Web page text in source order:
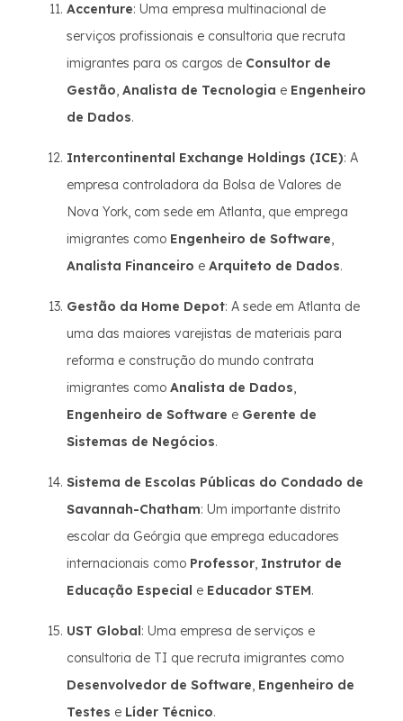
Accenture: Uma empresa multinacional de
serviços profissionais e consultoria que recruta
imigrantes para os cargos de Consultor de
Gestão, Analista de Tecnologia e Engenheiro
de Dados.
Intercontinental Exchange Holdings (ICE): A
empresa controladora da Bolsa de Valores de
Nova York, com sede em Atlanta, que emprega
imigrantes como Engenheiro de Software,
Analista Financeiro e Arquiteto de Dados.
Gestão da Home Depot: A sede em Atlanta de
uma das maiores varejistas de materiais para
reforma e construção do mundo contrata
imigrantes como Analista de Dados,
Engenheiro de Software e Gerente de
Sistemas de Negócios.
Sistema de Escolas Públicas do Condado de
Savannah-Chatham: Um importante distrito
escolar da Geórgia que emprega educadores
internacionais como Professor, Instrutor de
Educação Especial e Educador STEM.
UST Global: Uma empresa de serviços e
consultoria de TI que recruta imigrantes como
Desenvolvedor de Software, Engenheiro de
Testes e Líder Técnico.